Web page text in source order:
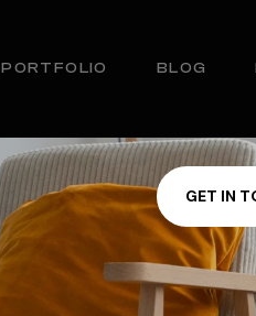
PORTFOLIO BLOG
GET IN T